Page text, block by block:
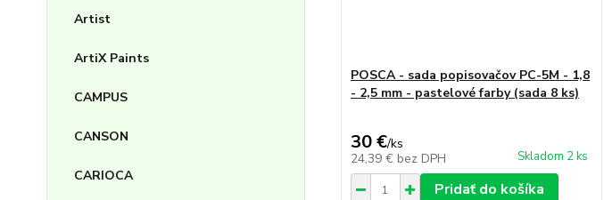
Artist
ArtiX Paints
CAMPUS
CANSON
CARIOCA
POSCA - sada popisovačov PC-5M - 1,8
- 2,5 mm - pastelové farby (sada 8 ks)
30 €/ks
24,39 € bez DPH Skladom 2 ks
Pridať do košíka